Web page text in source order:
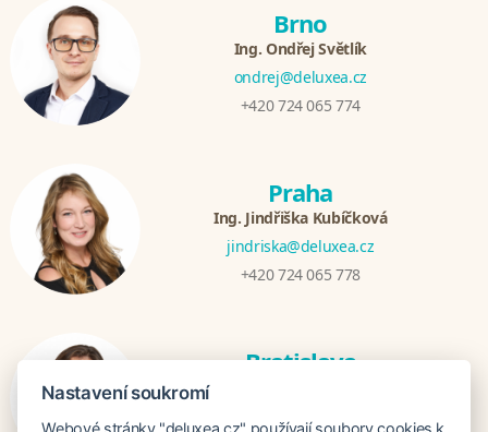
Brno
Ing. Ondřej Světlík
ondrej@deluxea.cz
+420 724 065 774
Praha
Ing. Jindřiška Kubíčková
jindriska@deluxea.cz
+420 724 065 778
Bratislava
Nastavení soukromí
Webové stránky "deluxea.cz" používají soubory cookies k